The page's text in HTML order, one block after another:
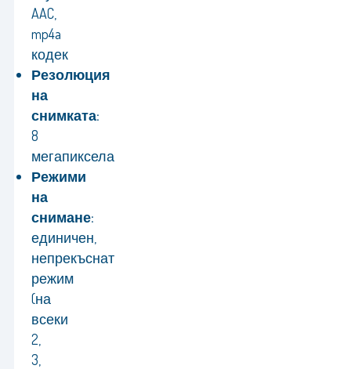
AAC,
mp4a
кодек
Резолюция
на
снимката:
8
мегапиксела
Режими
на
снимане:
единичен,
непрекъснат
режим
(на
всеки
2,
3,